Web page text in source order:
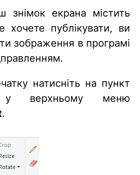
екрана містить
хочете публікувати, ви
зображення в програмі
натисніть на пункт
верхньому меню
.